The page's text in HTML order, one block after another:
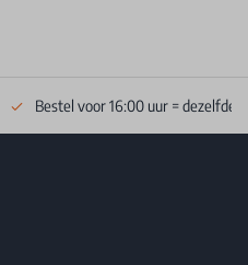
Bestel voor 16:00 uur = dezelfde